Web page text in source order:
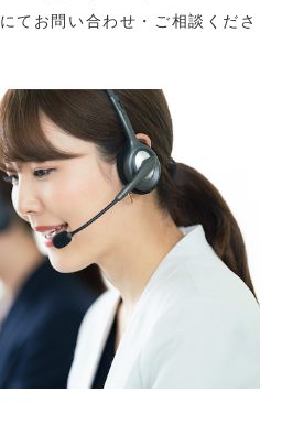
にてお問い合わせ・ご相談くださ